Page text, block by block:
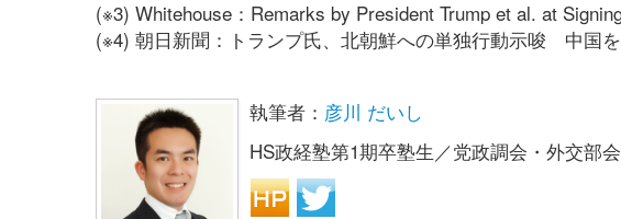
(※3) Whitehouse：Remarks by President Trump et al. at
(※4) 朝日新聞：トランプ氏、北朝鮮への単独行動示唆 中国
執筆者： 彦川 だいし
HS政経塾第1期卒塾生／党政調会・外交部会